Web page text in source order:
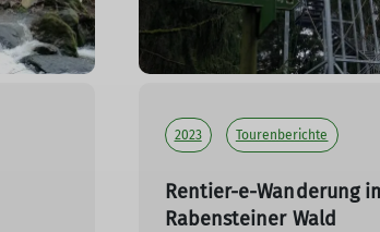
2023 Tourenberichte
Rentier-e-Wanderung
Rabensteiner Wald